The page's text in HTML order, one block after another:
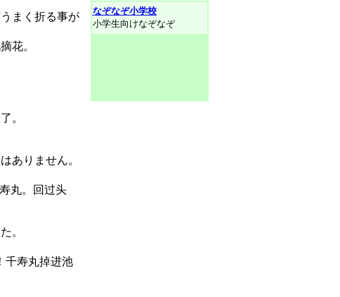
まく折る事が
花。
。
ありません。
丸。回过头
。
千寿丸掉进池
なぞなぞ小学校
小学生向けなぞなぞ